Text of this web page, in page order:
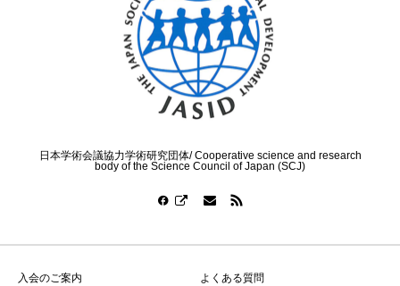
日本学術会議協力学術研究団体/ Cooperative science and research
body of the Science Council of Japan (SCJ)
入会のご案内 よくある質問